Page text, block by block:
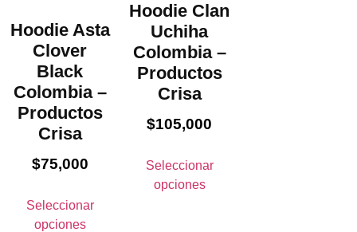
Hoodie Asta
Clover
Black
Colombia –
Productos
Crisa
$75,000
Seleccionar
opciones
Hoodie Clan
Uchiha
Colombia –
Productos
Crisa
$105,000
Seleccionar
opciones